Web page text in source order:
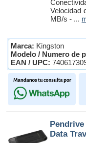
Velocidad
MB/s - ...
Marca: Kingston
Modelo / Numero de
EAN / UPC:
Data